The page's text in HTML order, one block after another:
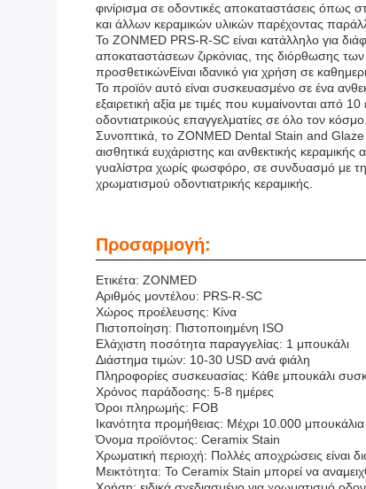
φινίρισμα σε οδοντικές αποκαταστάσεις όπως
και άλλων κεραμικών υλικών παρέχοντας
Το ZONMED PRS-R-SC είναι κατάλληλο για
αποκαταστάσεων ζιρκόνιας, της διόρθωσης
προσθετικώνΕίναι ιδανικό για χρήση σε
Το προϊόν αυτό είναι συσκευασμένο σε ένα
εξαιρετική αξία με τιμές που κυμαίνονται από
οδοντιατρικούς επαγγελματίες σε όλο τον κόσμο.
Συνοπτικά, το ZONMED Dental Stain and Glaze
αισθητικά ευχάριστης και ανθεκτικής
γυαλίστρα χωρίς φωσφόρο, σε συνδυασμό με
χρωματισμού οδοντιατρικής κεραμικής.
Προσαρμογή:
Ετικέτα: ZONMED
Αριθμός μοντέλου: PRS-R-SC
Χώρος προέλευσης: Κίνα
Πιστοποίηση: Πιστοποιημένη ISO
Ελάχιστη ποσότητα παραγγελίας: 1 μπουκάλι
Διάστημα τιμών: 10-30 USD ανά φιάλη
Πληροφορίες συσκευασίας: Κάθε μπουκάλι
Χρόνος παράδοσης: 5-8 ημέρες
Όροι πληρωμής: FOB
Ικανότητα προμήθειας: Μέχρι 10.000
Όνομα προϊόντος: Ceramix Stain
Χρωματική περιοχή: Πολλές αποχρώσεις είναι
Μεικτότητα: Το Ceramix Stain μπορεί να